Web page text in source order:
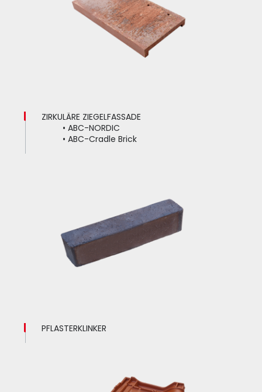
ZIRKULÄRE ZIEGELFASSADE
• ABC-NORDIC
• ABC-Cradle Brick
PFLASTERKLINKER